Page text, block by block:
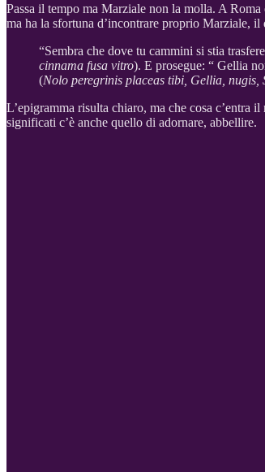
Passa il tempo ma Marziale non la molla. A Roma
ma ha la sfortuna d’incontrare proprio Marziale,
“Sembra che dove tu cammini si stia
cinnama fusa vitro). E prosegue: “ Gellia
(Nolo peregrinis placeas tibi, Gellia, nugis,
L’epigramma risulta chiaro, ma che cosa c’entra
significati c’è anche quello di adornare, abbellire.